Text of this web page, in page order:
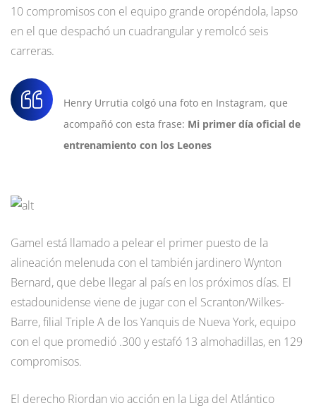
10 compromisos con el equipo grande oropéndola, lapso
en el que despachó un cuadrangular y remolcó seis
carreras.
Henry Urrutia colgó una foto en Instagram, que
acompañó con esta frase: Mi primer día oficial de
entrenamiento con los Leones
Gamel está llamado a pelear el primer puesto de la
alineación melenuda con el también jardinero Wynton
Bernard, que debe llegar al país en los próximos días. El
estadounidense viene de jugar con el Scranton/Wilkes-
Barre, filial Triple A de los Yanquis de Nueva York, equipo
con el que promedió .300 y estafó 13 almohadillas, en 129
compromisos.
El derecho Riordan vio acción en la Liga del Atlántico